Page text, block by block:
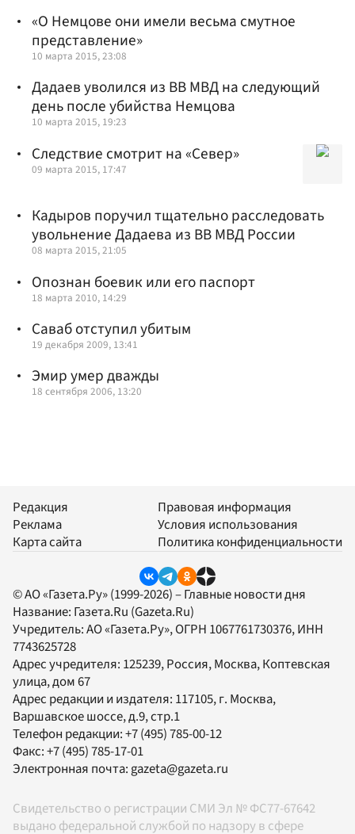
«О Немцове они имели весьма смутное
представление»
10 марта 2015, 23:08
Дадаев уволился из ВВ МВД на следующий
день после убийства Немцова
10 марта 2015, 19:23
Следствие смотрит на «Север»
09 марта 2015, 17:47
Кадыров поручил тщательно расследовать
увольнение Дадаева из ВВ МВД России
08 марта 2015, 21:05
Опознан боевик или его паспорт
18 марта 2010, 14:29
Саваб отступил убитым
19 декабря 2009, 13:41
Эмир умер дважды
18 сентября 2006, 13:20
Редакция
Реклама
Карта сайта
Правовая информация
Условия использования
Политика конфиденциальности
© АО «Газета.Ру» (1999-2026) – Главные новости дня
Название: Газета.Ru (Gazeta.Ru)
Учредитель:АО «Газета.Ру», ОГРН 1067761730376, ИНН
7743625728
Адрес учредителя: 125239, Россия, Москва, Коптевская
улица, дом 67
Адрес редакции и издателя: 117105, г. Москва,
Варшавское шоссе, д.9, стр.1
Телефон редакции:+7 (495) 785-00-12
Факс:+7 (495) 785-17-01
Электронная почта: gazeta@gazeta.ru
Свидетельство о регистрации СМИ Эл № ФС77-67642
выдано федеральной службой по надзору в сфере